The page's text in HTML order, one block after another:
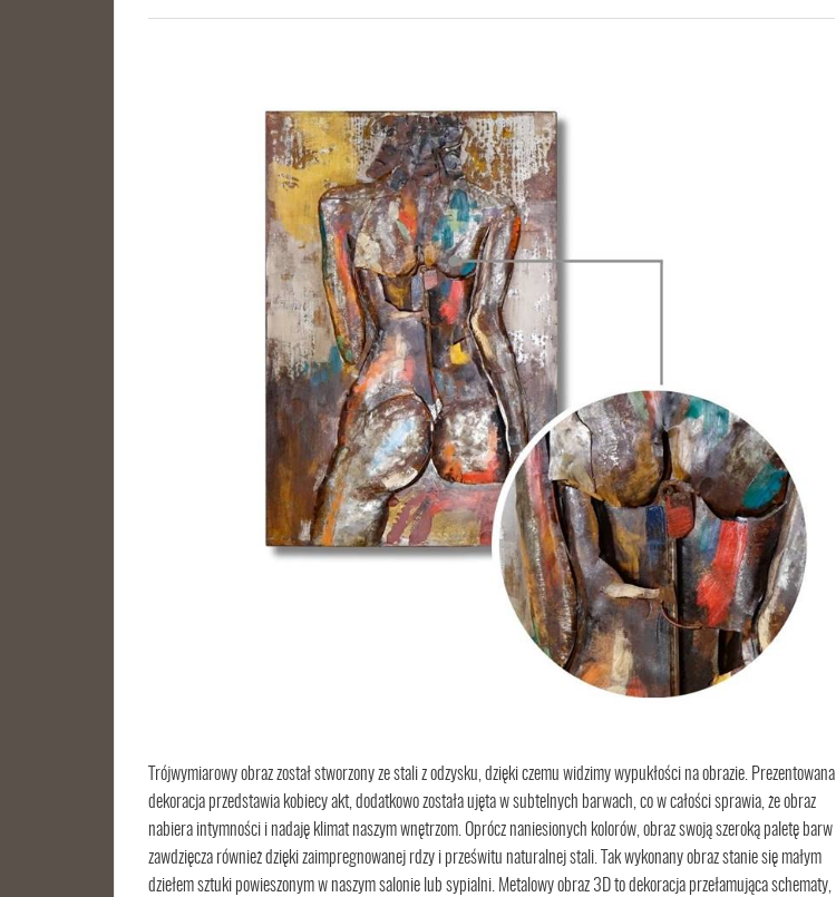
Trójwymiarowy obraz został stworzony ze stali z odzysku, dzięki czemu widzimy wypukłości na obrazie. Prezentowana
dekoracja przedstawia kobiecy akt, dodatkowo została ujęta w subtelnych barwach, co w całości sprawia, że obraz
nabiera intymności i nadaję klimat naszym wnętrzom. Oprócz naniesionych kolorów, obraz swoją szeroką paletę barw
zawdzięcza również dzięki zaimpregnowanej rdzy i prześwitu naturalnej stali. Tak wykonany obraz stanie się małym
dziełem sztuki powieszonym w naszym salonie lub sypialni. Metalowy obraz 3D to dekoracja przełamująca schematy,